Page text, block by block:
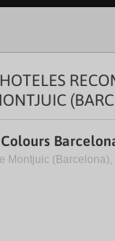
Montjuic (Barcelona),